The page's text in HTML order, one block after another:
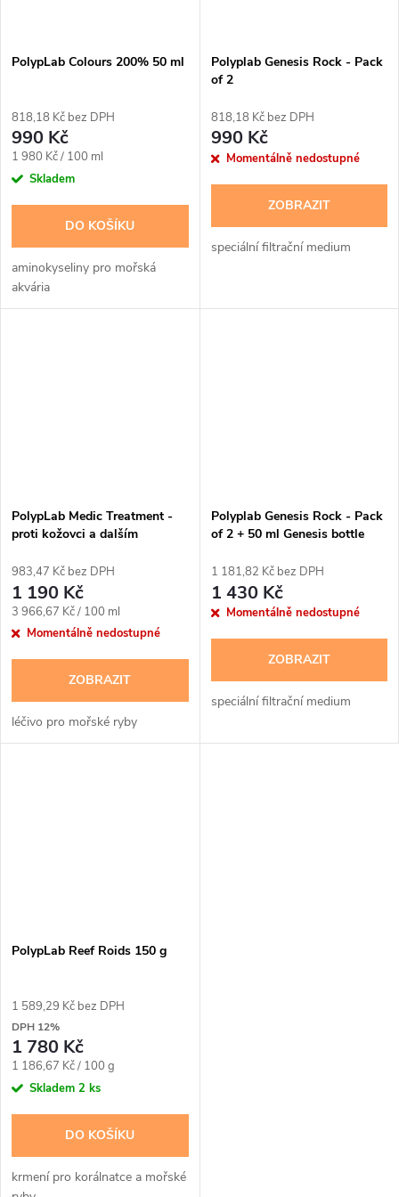
PolypLab Colours 200% 50 ml
818,18 Kč bez DPH
990 Kč
Měrná
cena:
1 980 Kč / 100 ml
Skladem
DO KOŠÍKU
aminokyseliny pro mořská
akvária
Polyplab Genesis Rock - Pack
of 2
818,18 Kč bez DPH
990 Kč
Momentálně nedostupné
ZOBRAZIT
speciální filtrační medium
PolypLab Medic Treatment -
proti kožovci a dalším
983,47 Kč bez DPH
1 190 Kč
Měrná
cena:
3 966,67 Kč / 100 ml
Momentálně nedostupné
ZOBRAZIT
léčivo pro mořské ryby
Polyplab Genesis Rock - Pack
of 2 + 50 ml Genesis bottle
1 181,82 Kč bez DPH
1 430 Kč
Momentálně nedostupné
ZOBRAZIT
speciální filtrační medium
PolypLab Reef Roids 150 g
1 589,29 Kč bez DPH
DPH 12%
1 780 Kč
Měrná
cena:
1 186,67 Kč / 100 g
Skladem 2 ks
DO KOŠÍKU
krmení pro korálnatce a mořské